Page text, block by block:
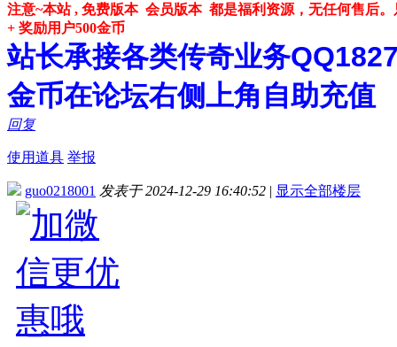
注意~本站 , 免费版本 会员版本 都是福利资源，无任何售后
+ 奖励用户500金币
站长承接各类传奇业务
金币在论坛右侧上角自助充值
回复
使用道具 举报
guo0218001 发表于 2024-12-29 16:40:52 | 显示全部楼层